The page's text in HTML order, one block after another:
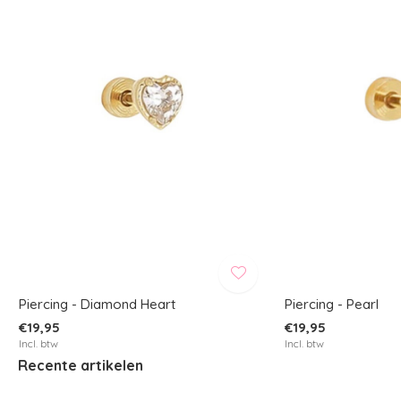
Piercing - Diamond Heart
€19,95
Incl. btw
Piercing - Pearl
€19,95
Incl. btw
Recente artikelen